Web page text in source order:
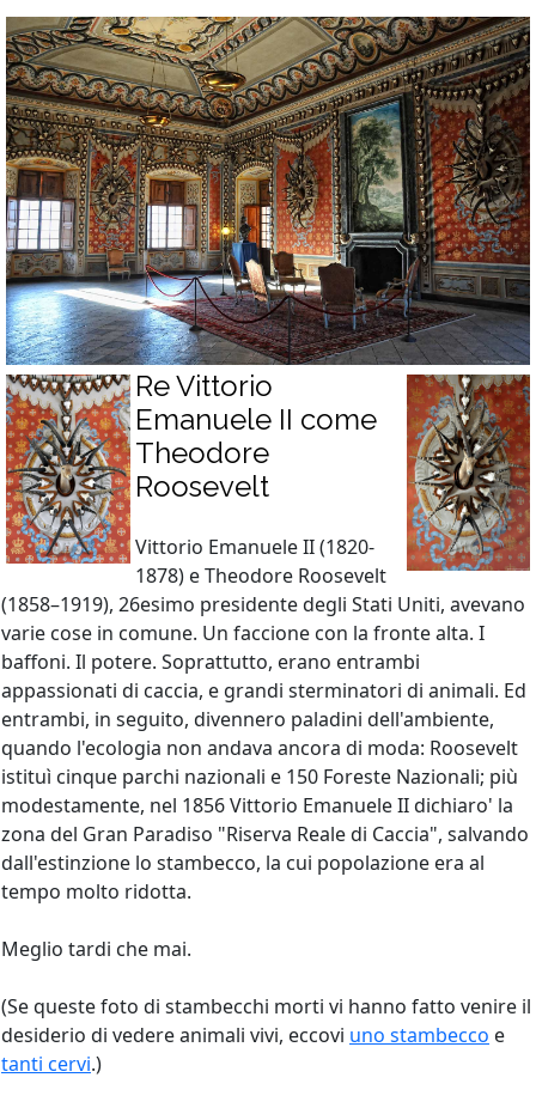
Re Vittorio
Emanuele II come
Theodore
Roosevelt
Vittorio Emanuele II (1820-
1878) e Theodore Roosevelt
(1858–1919), 26esimo presidente degli Stati Uniti, avevano
varie cose in comune. Un faccione con la fronte alta. I
baffoni. Il potere. Soprattutto, erano entrambi
appassionati di caccia, e grandi sterminatori di animali. Ed
entrambi, in seguito, divennero paladini dell'ambiente,
quando l'ecologia non andava ancora di moda: Roosevelt
istituì cinque parchi nazionali e 150 Foreste Nazionali; più
modestamente, nel 1856 Vittorio Emanuele II dichiaro' la
zona del Gran Paradiso "Riserva Reale di Caccia", salvando
dall'estinzione lo stambecco, la cui popolazione era al
tempo molto ridotta.
Meglio tardi che mai.
(Se queste foto di stambecchi morti vi hanno fatto venire il
desiderio di vedere animali vivi, eccovi uno stambecco e
tanti cervi.)